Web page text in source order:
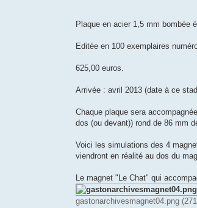
Plaque en acier 1,5 mm bombée
Editée en 100 exemplaires
625,00 euros.
Arrivée : avril 2013 (date à ce
Chaque plaque sera
dos (ou devant)) rond de 86 mm
Voici les simulations des 4
viendront en réalité au dos du
Le magnet "Le Chat" qui
gastonarchivesmagnet04.png